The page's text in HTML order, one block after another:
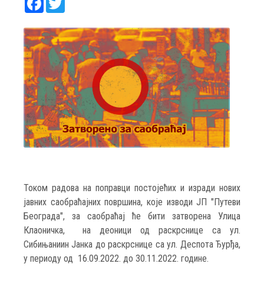
Током радова на поправци постојећих и изради нових
јавних саобраћајних површина, које изводи ЈП "Путеви
Београда", за саобраћај ће бити затворена Улица
Клаоничка, на деоници од раскрснице са ул.
Сибињаниин Јанка до раскрснице са ул. Деспота Ђурђа,
у периоду од 16.09.2022. до 30.11.2022. године.